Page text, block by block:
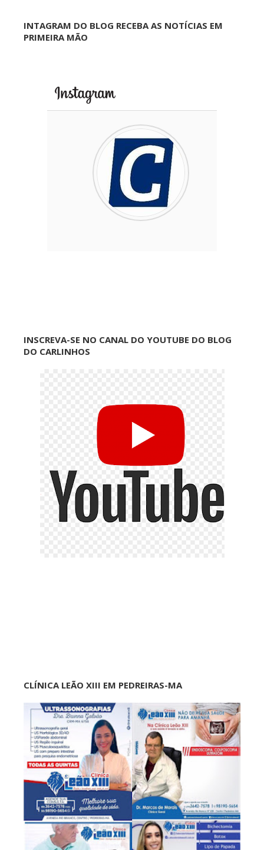
INTAGRAM DO BLOG RECEBA AS NOTÍCIAS EM
PRIMEIRA MÃO
INSCREVA-SE NO CANAL DO YOUTUBE DO BLOG
DO CARLINHOS
CLÍNICA LEÃO XIII EM PEDREIRAS-MA